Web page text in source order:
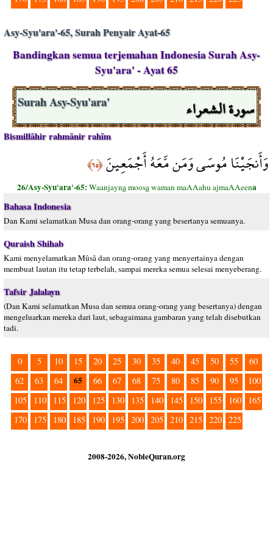
Asy-Syu'ara'-65, Surah Penyair Ayat-65
Bandingkan semua terjemahan Indonesia Surah Asy-
Syu'ara' - Ayat 65
سورة الشعراء Surah Asy-Syu'ara'
Bismillāhir rahmānir rahīm
وَأَنجَيْنَا مُوسَى وَمَن مَّعَهُ أَجْمَعِينَ﴿٦٥﴾
26/Asy-Syu'ara'-65:Waanjaynamoosawaman maAAahu ajmaAAeena
Bahasa Indonesia
Dan Kami selamatkan Musa dan orang-orang yang besertanya semuanya.
Quraish Shihab
Kami menyelamatkan Mûsâ dan orang-orang yang menyertainya dengan
membuat lautan itu tetap terbelah, sampai mereka semua selesai menyeberang.
Tafsir Jalalayn
(Dan Kami selamatkan Musa dan semua orang-orang yang besertanya) dengan
mengeluarkan mereka dari laut, sebagaimana gambaran yang telah disebutkan
tadi.
0 5 10 15 20 25 30 35 40 45 50 55
60
62
63 64 65 66 67 68 75 80 85 90 95
100
105
110 115 120 125 130 135 140 145 150 155 160
165
170
175 180 185 190 195 200 205 210 215 220 225
2008-2026, NobleQuran.org